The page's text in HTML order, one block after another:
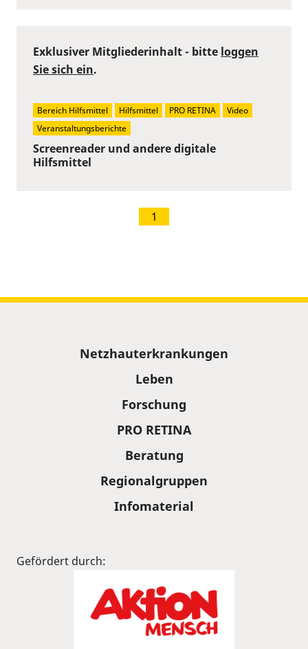
Screenreader und andere digitale
Hilfsmittel
Exklusiver Mitgliederinhalt - bitte loggen
Sie sich ein.
Bereich Hilfsmittel Hilfsmittel PRO RETINA
Video
Veranstaltungsberichte
1
Netzhauterkrankungen
Leben
Forschung
PRO RETINA
Beratung
Regionalgruppen
Infomaterial
Gefördert durch: